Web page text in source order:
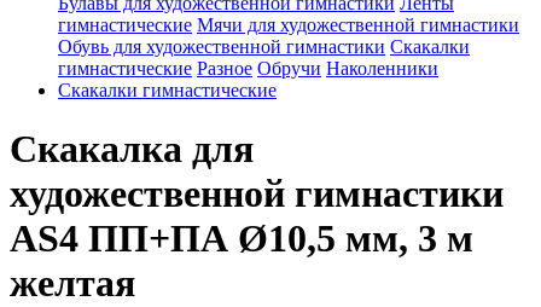
гимнастические Мячи для художественной гимнастики
Обувь для художественной гимнастики Скакалки
гимнастические Разное Обручи Наколенники
Скакалки гимнастические
Скакалка для
художественной гимнастики
AS4 ПП+ПА Ø10,5 мм, 3 м
желтая